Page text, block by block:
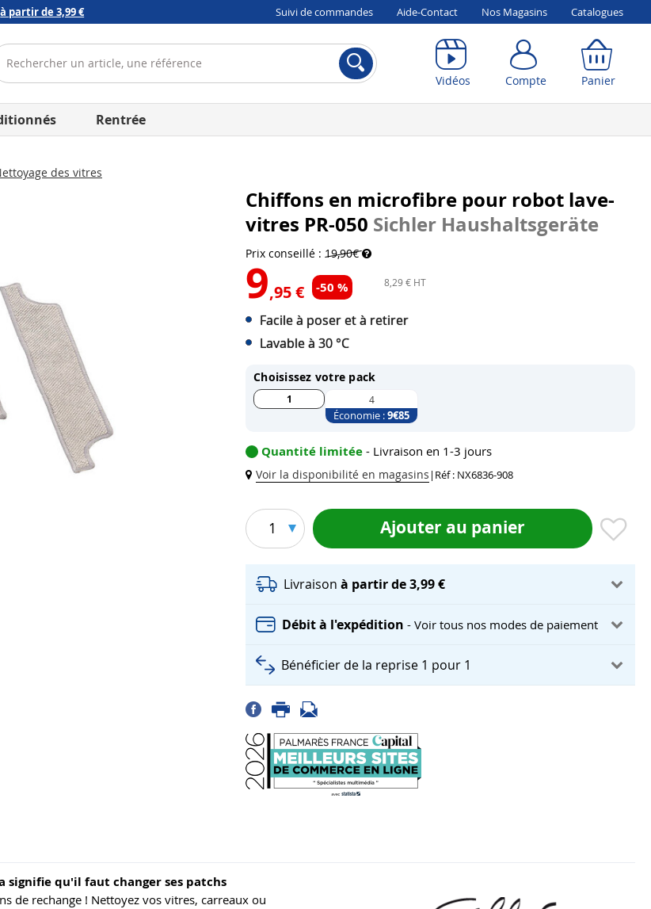
à partir de 3,99 € Suivi de commandes Aide-Contact Nos Magasins Catalogues
Vidéos Compte Panier
Rentrée
des vitres
Chiffons en microfibre pour robot lave-
vitres PR-050 Sichler Haushaltsgeräte
Prix conseillé : 19,90€
9,95 € -50 % 8,29 € HT
Facile à poser et à retirer
Lavable à 30 °C
Choisissez votre pack
1 4
Économie :9€85
Quantité limitée - Livraison en 1-3 jours
Voir la disponibilité en magasins | Réf : NX6836-908
1 Ajouter au panier
Livraisonà partir de 3,99 €
Débit à l'expédition- Voir tous nos modes de paiement
Bénéficier de la reprise 1 pour 1
qu'il faut changer ses patchs
de rechange ! Nettoyez vos vitres, carreaux ou
Compte Panier